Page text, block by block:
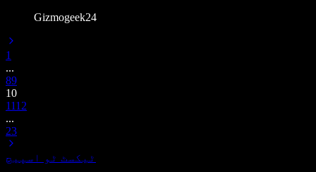
Gizmogeek24
1
...
89
10
1112
...
23
ٹیکسٹ ٹو اسپیچ